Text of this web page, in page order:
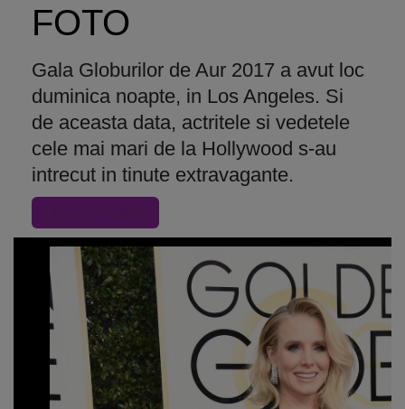
FOTO
Gala Globurilor de Aur 2017 a avut loc
duminica noapte, in Los Angeles. Si
de aceasta data, actritele si vedetele
cele mai mari de la Hollywood s-au
intrecut in tinute extravagante.